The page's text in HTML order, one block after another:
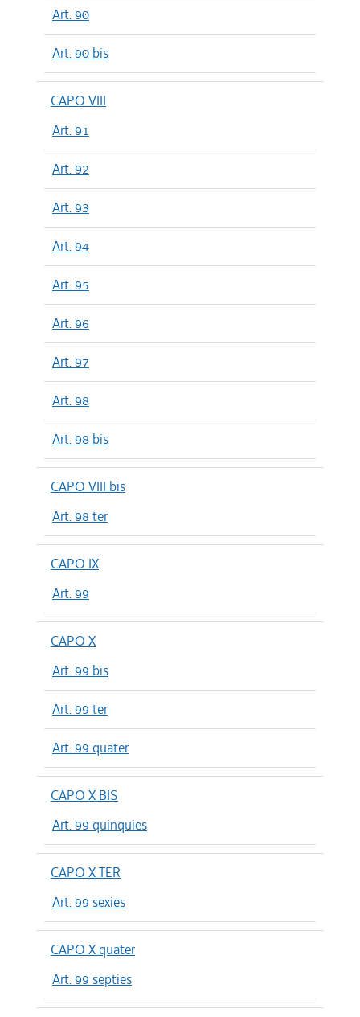
Art. 90
Art. 90 bis
CAPO VIII
Art. 91
Art. 92
Art. 93
Art. 94
Art. 95
Art. 96
Art. 97
Art. 98
Art. 98 bis
CAPO VIII bis
Art. 98 ter
CAPO IX
Art. 99
CAPO X
Art. 99 bis
Art. 99 ter
Art. 99 quater
CAPO X BIS
Art. 99 quinquies
CAPO X TER
Art. 99 sexies
CAPO X quater
Art. 99 septies